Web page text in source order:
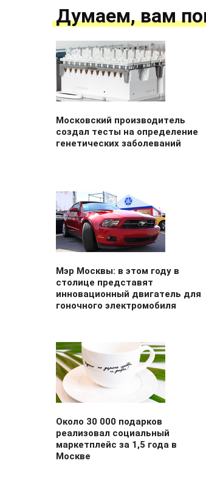
Думаем, вам
Московский производитель
создал тесты на определение
генетических заболеваний
Мэр Москвы: в этом году в
столице представят
инновационный двигатель для
гоночного электромобиля
Около 30 000 подарков
реализовал социальный
маркетплейс за 1,5 года в
Москве